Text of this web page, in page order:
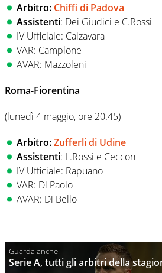
Arbitro: Chiffi di Padova
Assistenti: Dei Giudici e C.Rossi
IV Ufficiale: Calzavara
VAR: Camplone
AVAR: Mazzoleni
Roma-Fiorentina
(lunedì 4 maggio, ore 20.45)
Arbitro:Zufferli di Udine
Assistenti: L.Rossi e Ceccon
IV Ufficiale: Rapuano
VAR: Di Paolo
AVAR: Di Bello
Serie A, tutti gli arbitri della